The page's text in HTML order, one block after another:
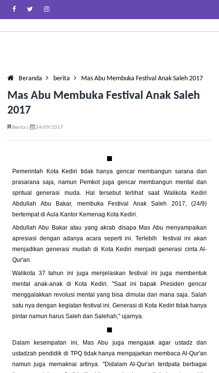
Beranda berita Mas Abu Membuka Festival Anak Saleh 2017
Mas Abu Membuka Festival Anak Saleh
2017
Berita | 24/09/2017
Pemerintah Kota Kediri tidak hanya gencar membangun sarana dan
prasarana saja, namun Pemkot juga gencar membangun mental dan
spritual generasi muda. Hal tersebut terlihat saat Walikota Kediri
Abdullah Abu Bakar, membuka Festival Anak Saleh 2017, (24/9)
bertempat di Aula Kantor Kemenag Kota Kediri.
Abdullah Abu Bakar atau yang akrab disapa Mas Abu menyampaikan
apresiasi dengan adanya acara seperti ini. Terlebih festival ini akan
menjadikan generasi mudah di Kota Kediri menjadi generasi cinta Al-
Qur'an.
Walikota 37 tahun ini juga menjelaskan festival ini juga membentuk
mental anak-anak di Kota Kediri. "Saat ini bapak Presiden gencar
menggalakkan revolusi mental yang bisa dimulai dari mana saja. Salah
satu nya dengan kegiatan festival ini. Generasi di Kota Kediri tidak hanya
pintar namun harus Saleh dan Salehah," ujarnya.
Dalam kesempatan ini, Mas Abu juga mengajak agar ustadz dan
ustadzah pendidik di TPQ tidak hanya mengajarkan membaca Al-Qur'an
namun juga memaknai artinya. "Didalam Al-Qur'an terdpata berbagai